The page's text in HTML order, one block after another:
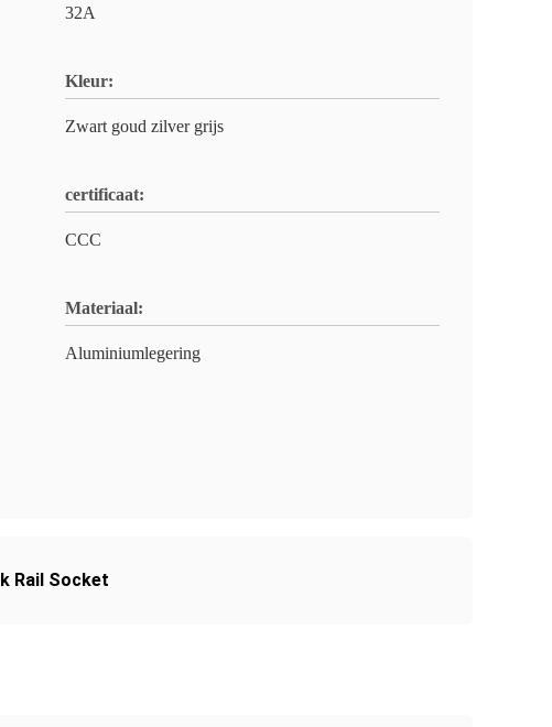
32A
Kleur:
Zwart goud zilver grijs
certificaat:
CCC
Materiaal:
Aluminiumlegering
Rail Socket